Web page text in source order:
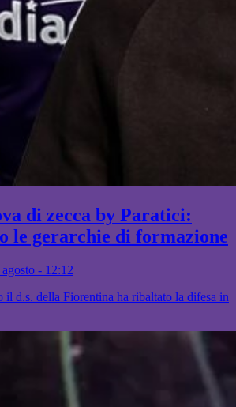
di zecca by Paratici:
le gerarchie di formazione
- 12:12
il d.s. della Fiorentina ha ribaltato la difesa in